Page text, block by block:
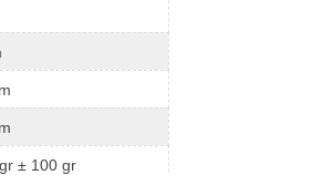
± 100 gr